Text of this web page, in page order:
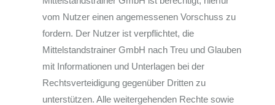
vom Nutzer einen angemessenen Vorschuss zu
fordern. Der Nutzer ist verpflichtet, die
Mittelstandstrainer GmbH nach Treu und Glauben
mit Informationen und Unterlagen bei der
Rechtsverteidigung gegenüber Dritten zu
unterstützen. Alle weitergehenden Rechte sowie